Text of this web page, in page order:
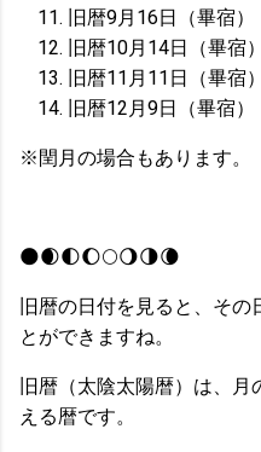
旧暦9月16日（畢宿）
旧暦10月14日（畢宿）
旧暦11月11日（畢宿）
旧暦12月9日（畢宿）
※閏月の場合もあります。
🌑🌒🌓🌔🌕🌖🌗🌘
旧暦の日付を見ると、そ
とができますね。
旧暦（太陰太陽暦）は、
える暦です。